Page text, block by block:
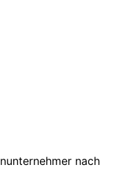
nach